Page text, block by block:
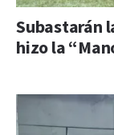
Subastarán
hizo la